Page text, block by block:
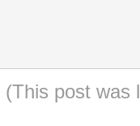
(This post was